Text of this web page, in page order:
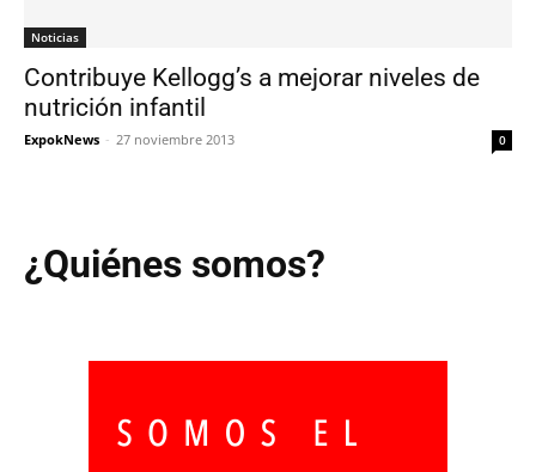
Noticias
Contribuye Kellogg’s a mejorar niveles de
nutrición infantil
ExpokNews - 27 noviembre 2013 0
¿Quiénes somos?